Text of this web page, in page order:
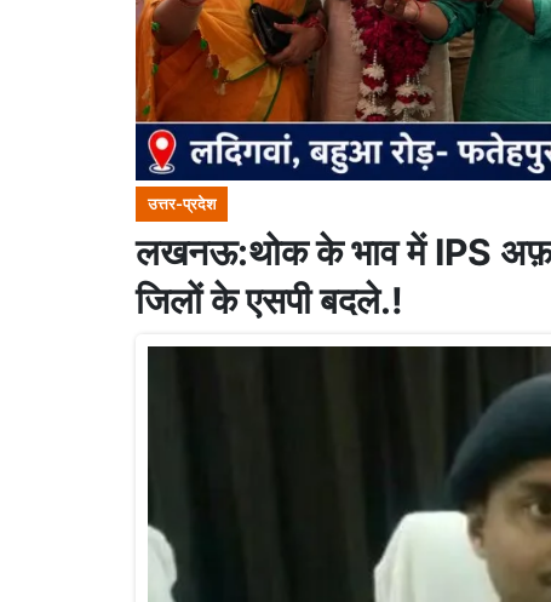
उत्तर-प्रदेश
लखनऊ:थोक के भाव में IPS
जिलों के एसपी बदले.!